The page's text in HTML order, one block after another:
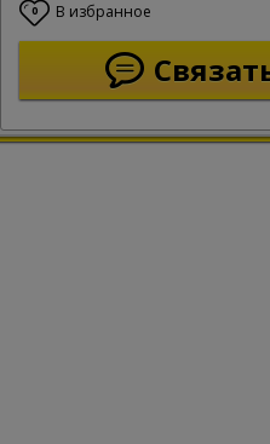
0 В избранное